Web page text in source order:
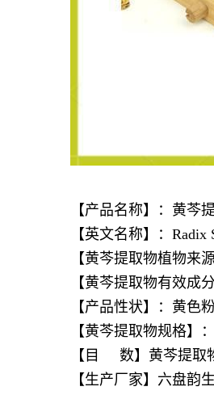
【产品名称】：黄芩
【英文名称】：Radix
【黄芩提取物植物来
【黄芩提取物有效成
【产品性状】：黄色
【黄芩提取物规格】
【目 数】黄芩提取
【生产厂家】六盘韵